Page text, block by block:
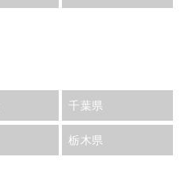
千葉県
栃木県